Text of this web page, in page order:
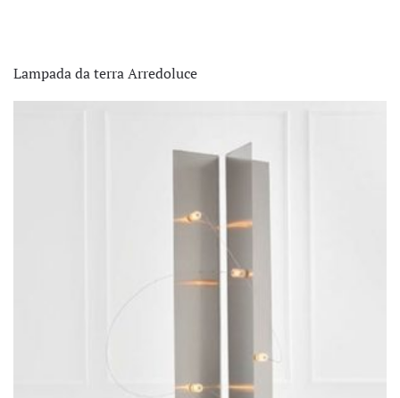
Lampada da terra Arredoluce